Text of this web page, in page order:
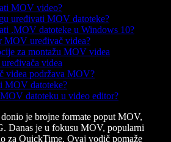
MOV video?
uređivati MOV datoteke?
.MOV datoteke u Windows 10?
MOV uređivač videa?
za montažu MOV videa
videa
videa podržava MOV?
MOV datoteke?
datoteku u video editor?
je brojne formate poput MOV,
je u fokusu MOV, popularni
za QuickTime. Ovaj vodič pomaže